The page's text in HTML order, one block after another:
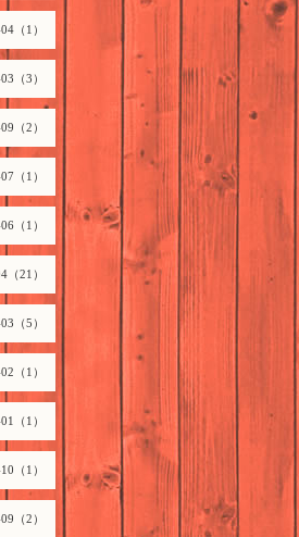
（1）
（3）
（2）
（1）
（1）
（21）
（5）
（1）
（1）
（1）
（2）